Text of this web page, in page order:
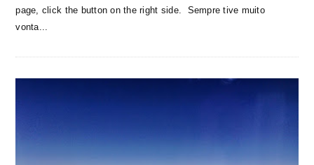
page, click the button on the right side. Sempre tive muito
vonta...